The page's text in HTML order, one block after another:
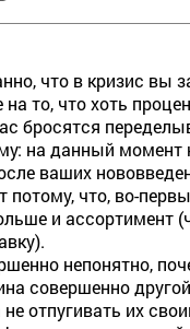
что в кризис вы
то, что хоть
бросятся
на данный
ваших
потому, что, во-
и ассортимент
непонятно,
совершенно
не отпугивать их